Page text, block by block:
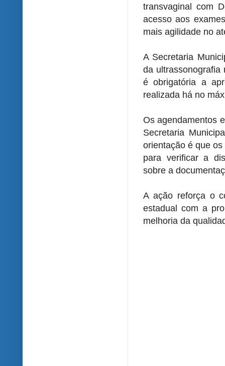
transvaginal com
acesso aos
mais agilidade no
A Secretaria
da ultrassonografia
é obrigatória a
realizada há no
Os agendamentos
Secretaria
orientação é que
para verificar a
sobre a
A ação reforça o
estadual com a
melhoria da